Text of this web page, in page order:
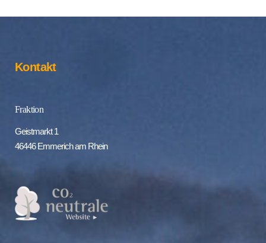
Kontakt
Fraktion
Geistmarkt 1
46446 Emmerich am Rhein